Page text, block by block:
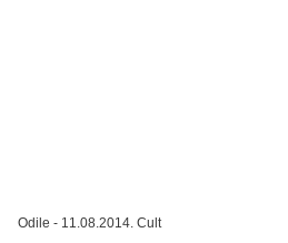
Odile - 11.08.2014. Cult